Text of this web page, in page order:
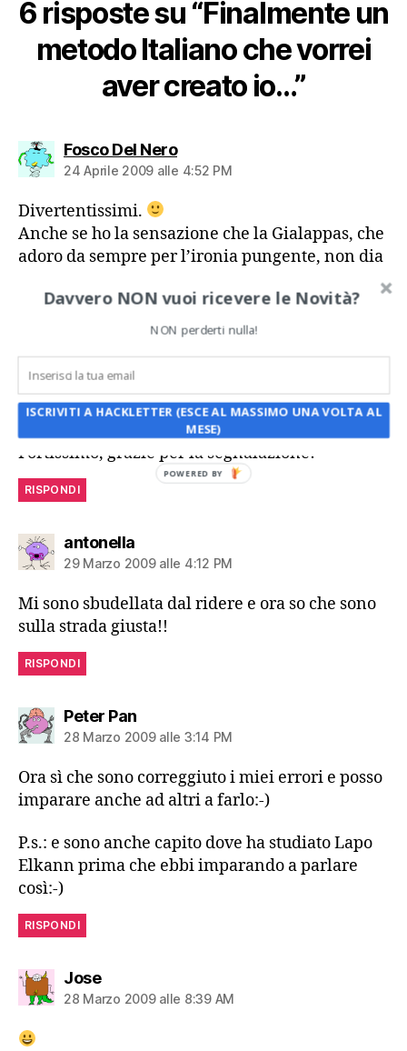
6 risposte su “Finalmente un
metodo Italiano che vorrei
aver creato io…”
Fosco Del Nerodice:
24 Aprile 2009 alle 4:52 PM
Divertentissimi.
Anche se ho la sensazione che la Gialappas, che
adoro da sempre per l’ironia pungente, non dia
personale…
SideriuSdice:
29 Marzo 2009 alle 6:10 PM
Fortissimo, grazie per la segnalazione!
RISPONDI
antonelladice:
29 Marzo 2009 alle 4:12 PM
Mi sono sbudellata dal ridere e ora so che sono
sulla strada giusta!!
RISPONDI
Peter Pandice:
28 Marzo 2009 alle 3:14 PM
Ora sì che sono correggiuto i miei errori e posso
imparare anche ad altri a farlo:-)
P.s.: e sono anche capito dove ha studiato Lapo
Elkann prima che ebbi imparando a parlare
così:-)
RISPONDI
Josedice:
28 Marzo 2009 alle 8:39 AM
Davvero NON vuoi ricevere le Novità?
NON perderti nulla!
ISCRIVITI A HACKLETTER (ESCE AL MASSIMO UNA VOLTA AL
MESE)
POWERED BY